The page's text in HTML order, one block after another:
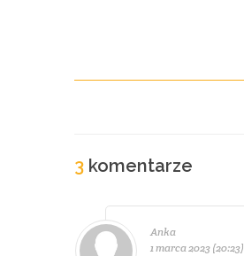
3 komentarze
Anka
1 marca 2023 (20:23)